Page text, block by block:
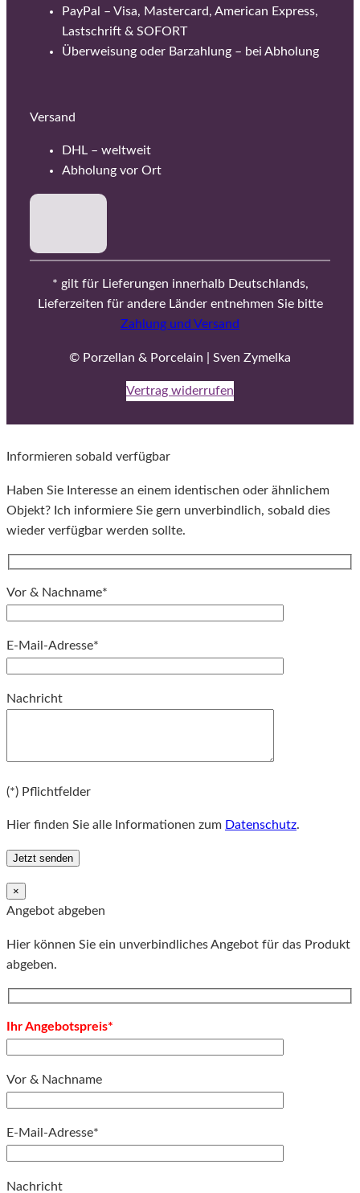
PayPal – Visa, Mastercard, American Express,
Lastschrift & SOFORT
Überweisung oder Barzahlung – bei Abholung
Versand
DHL – weltweit
Abholung vor Ort
* gilt für Lieferungen innerhalb Deutschlands,
Lieferzeiten für andere Länder entnehmen Sie bitte
Zahlung und Versand
© Porzellan & Porcelain | Sven Zymelka
Vertrag widerrufen
Informieren sobald verfügbar
Haben Sie Interesse an einem identischen oder ähnlichem
Objekt? Ich informiere Sie gern unverbindlich, sobald dies
wieder verfügbar werden sollte.
Vor & Nachname*
E-Mail-Adresse*
Nachricht
(*) Pflichtfelder
Hier finden Sie alle Informationen zum Datenschutz.
×
Angebot abgeben
Hier können Sie ein unverbindliches Angebot für das Produkt
abgeben.
Ihr Angebotspreis*
Vor & Nachname
E-Mail-Adresse*
Nachricht